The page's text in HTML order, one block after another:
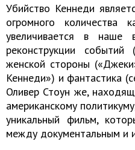
Убийство Кеннеди
огромного количества
увеличивается в
реконструкции
женской стороны
Кеннеди») и фантастика
Оливер Стоун же,
американскому
уникальный фильм,
между документальным и